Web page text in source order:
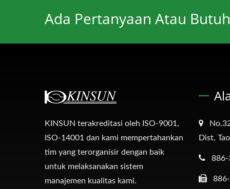
Ada Pertanyaan Atau
KINSUN terakreditasi oleh ISO-9001,
ISO-14001 dan kami mempertahankan
tim yang terorganisir dengan baik
untuk melaksanakan sistem
manajemen kualitas kami.
Dist,
886-